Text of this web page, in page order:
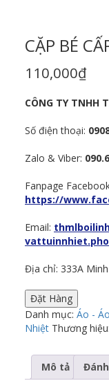
CẶP BÉ
110,000₫
CÔNG TY TNHH
Số điện thoại:
Zalo & Viber:
Fanpage
https://
Email:
Địa chỉ: 333A
Đặt Hàng
Danh mục: Áo -
Nhiệt Thương hiệu:
Mô tả